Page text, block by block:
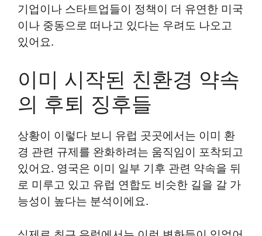
기업이나 스타트업들이 정책이 더 유연한 미국
이나 중동으로 떠나고 있다는 우려도 나오고
있어요.
이미 시작된 친환경 약속
의 후퇴 징후들
상황이 이렇다 보니 유럽 곳곳에서는 이미 환
경 관련 규제를 완화하려는 움직임이 포착되고
있어요. 영국은 이미 일부 기후 관련 약속을 뒤
로 미루고 있고 유럽 연합도 비슷한 길을 갈 가
능성이 높다는 분석이에요.